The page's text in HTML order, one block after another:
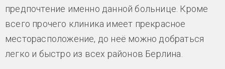
предпочтение именно данной больнице. Кроме
всего прочего клиника имеет прекрасное
месторасположение, до неё можно добраться
легко и быстро из всех районов Берлина.